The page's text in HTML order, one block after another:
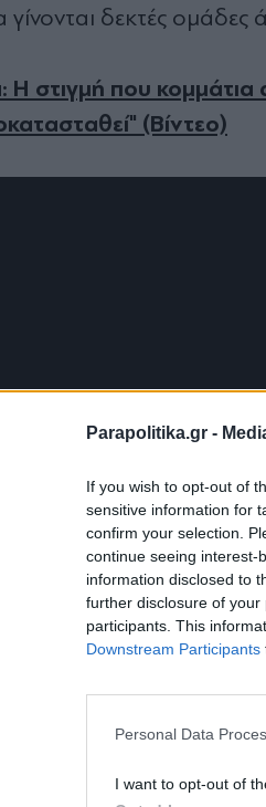
Parapolitika.gr -
If you wish to opt-out of
sensitive information for
confirm your selection.
continue seeing interest-
information disclosed to
further disclosure of your
participants. This
Downstream Participants
Personal Data
I want to opt-out of
γίνονται δεκτές
Η στιγμή που
(Βίντεο)